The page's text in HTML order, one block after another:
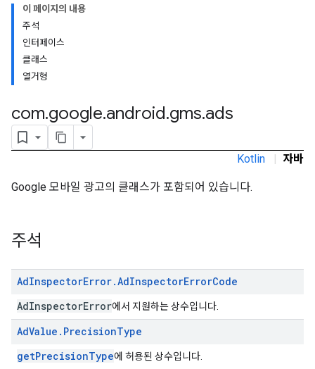
이 페이지의 내용
주석
인터페이스
클래스
열거형
com.google.android.gms.ads
Kotlin | 자바
Google 모바일 광고의 클래스가 포함되어 있습니다.
주석
AdInspectorError.AdInspectorErrorCode
AdInspectorError에서 지원하는 상수입니다.
AdValue . PrecisionType
getPrecisionType에 허용된 상수입니다.